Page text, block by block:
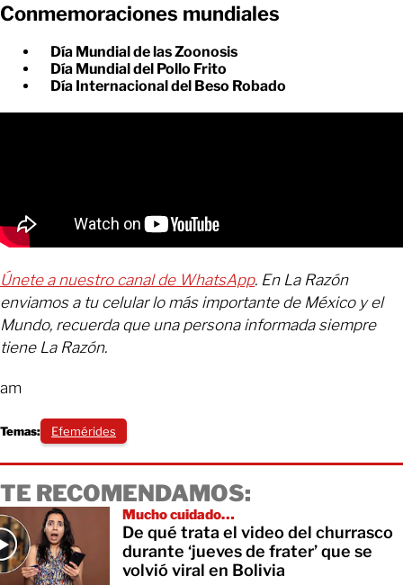
Conmemoraciones mundiales
Día Mundial de las Zoonosis
Día Mundial del Pollo Frito
Día Internacional del Beso Robado
Únete a nuestro canal de WhatsApp. En La Razón
enviamos a tu celular lo más importante de México y el
Mundo, recuerda que una persona informada siempre
tiene La Razón.
am
Temas: Efemérides
TE RECOMENDAMOS:
Mucho cuidado…
De qué trata el video del churrasco
durante ‘jueves de frater’ que se
volvió viral en Bolivia